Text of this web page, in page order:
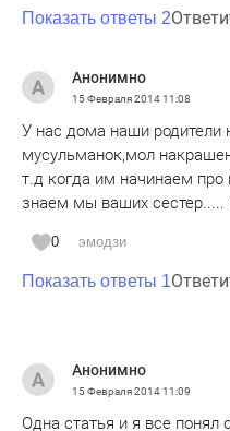
Показать ответы 2
Анонимно
15 Февраля 201411:08
У нас дома наши родители
мусульманок,мол
т.д когда им начинаем про
знаем мы ваших
0 эмодзи
Показать ответы 1
Анонимно
15 Февраля 201411:09
Одна статья и я все